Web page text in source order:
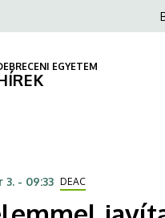
EGYETEM
3. - 09:33 DEAC